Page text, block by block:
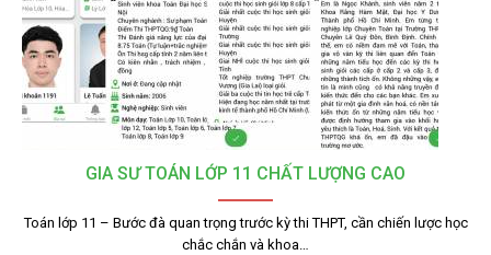
GIA SƯ TOÁN LỚP 11 CHẤT LƯỢNG CAO
Toán lớp 11 – Bước đà quan trọng trước kỳ thi THPT, cần chiến lược học
chắc chắn và khoa…